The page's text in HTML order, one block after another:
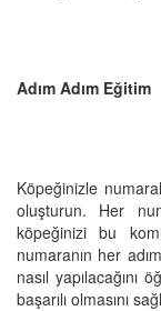
Adım Adım Eğitim
Köpeğinizle
oluşturun. Her
köpeğinizi bu
numaranın her
nasıl yapılacağını
başarılı olmasını